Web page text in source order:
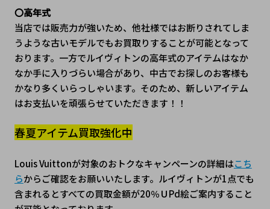
〇高年式
当店では販売力が強いため、他社様ではお断りされてしま
うような古いモデルでもお買取りすることが可能となって
おります。一方でルイヴィトンの高年式のアイテムはなか
なか手に入りづらい場合があり、中古でお探しのお客様も
かなり多くいらっしゃいます。そのため、新しいアイテム
はお支払いを頑張らせていただきます！！
春夏アイテム買取強化中
Louis Vuittonが対象のおトクなキャンペーンの詳細はこち
らからご確認をお願いいたします。ルイヴィトンが1点でも
含まれるとすべての買取金額が20％ＵPd絵ご案内すること